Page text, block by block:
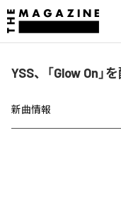
YSS、「Glow On」
新曲情報